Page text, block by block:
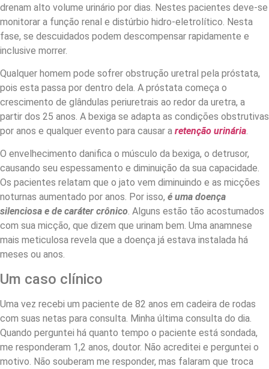
drenam alto volume urinário por dias. Nestes pacientes deve-se
monitorar a função renal e distúrbio hidro-eletrolítico. Nesta
fase, se descuidados podem descompensar rapidamente e
inclusive morrer.
Qualquer homem pode sofrer obstrução uretral pela próstata,
pois esta passa por dentro dela. A próstata começa o
crescimento de glândulas periuretrais ao redor da uretra, a
partir dos 25 anos. A bexiga se adapta as condições obstrutivas
por anos e qualquer evento para causar a retenção urinária.
O envelhecimento danifica o músculo da bexiga, o detrusor,
causando seu espessamento e diminuição da sua capacidade.
Os pacientes relatam que o jato vem diminuindo e as micções
noturnas aumentado por anos. Por isso, é uma doença
silenciosa e de caráter crônico. Alguns estão tão acostumados
com sua micção, que dizem que urinam bem. Uma anamnese
mais meticulosa revela que a doença já estava instalada há
meses ou anos.
Um caso clínico
Uma vez recebi um paciente de 82 anos em cadeira de rodas
com suas netas para consulta. Minha última consulta do dia.
Quando perguntei há quanto tempo o paciente está sondada,
me responderam 1,2 anos, doutor. Não acreditei e perguntei o
motivo. Não souberam me responder, mas falaram que troca